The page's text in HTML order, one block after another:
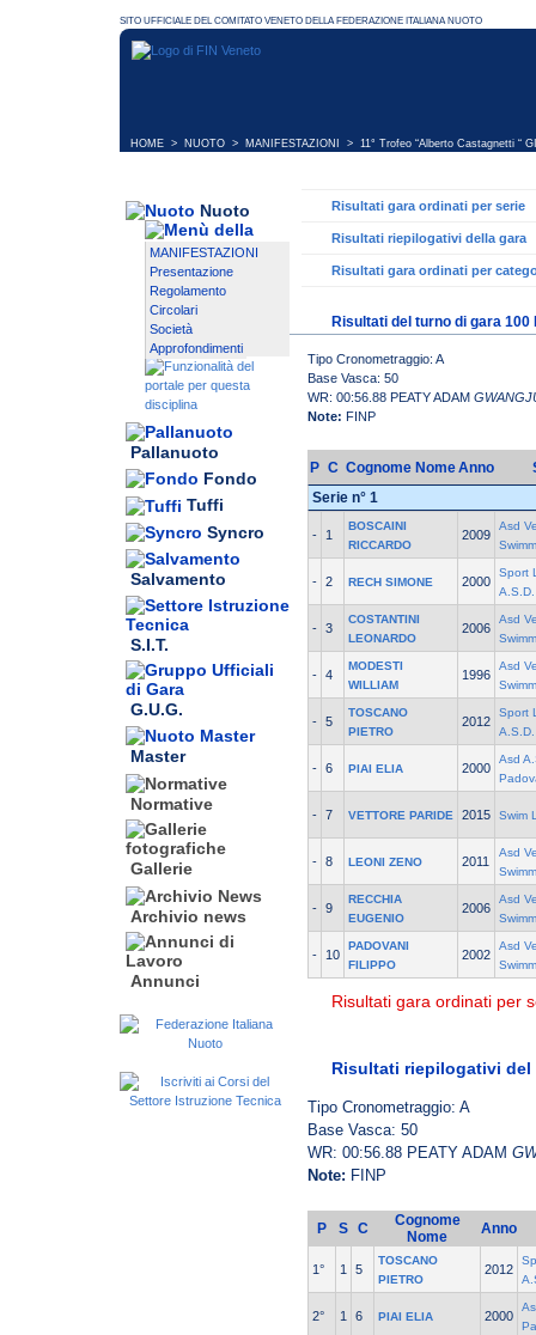
HOME > NUOTO > MANIFESTAZIONI > 11° Trofeo “Alberto Castagnetti “
Nuoto
MANIFESTAZIONI
Presentazione
Regolamento
Circolari
Società
Approfondimenti
Pallanuoto
Fondo
Tuffi
Syncro
Salvamento
S.I.T.
G.U.G.
Master
Normative
Gallerie
Archivio news
Annunci
Risultati gara ordinati per serie
Risultati riepilogativi della gara
Risultati gara ordinati per
Risultati del turno di gara
Tipo Cronometraggio: A
Base Vasca: 50
WR: 00:56.88 PEATY ADAM
Note: FINP
P C Cognome NomeAnno
Serie n° 1
- 1
BOSCAINI
RICCARDO
2009
Asd
- 2 RECH SIMONE 2000
Sport
A.S.D.
- 3
COSTANTINI
LEONARDO
2006
Asd
- 4
MODESTI
WILLIAM
1996
Asd
- 5
TOSCANO
PIETRO
2012
Sport
A.S.D.
- 6 PIAI ELIA 2000
Asd
- 7 VETTORE PARIDE 2015 Swim
- 8 LEONI ZENO 2011
Asd
- 9
RECCHIA
EUGENIO
2006
Asd
- 10
PADOVANI
FILIPPO
2002
Asd
Risultati gara ordinati per
Risultati riepilogativi del
Tipo Cronometraggio: A
Base Vasca: 50
WR: 00:56.88 PEATY ADAM
Note: FINP
P S C
Cognome
Nome
Anno
1° 1 5
TOSCANO
PIETRO
2012
2° 1 6 PIAI ELIA 2000